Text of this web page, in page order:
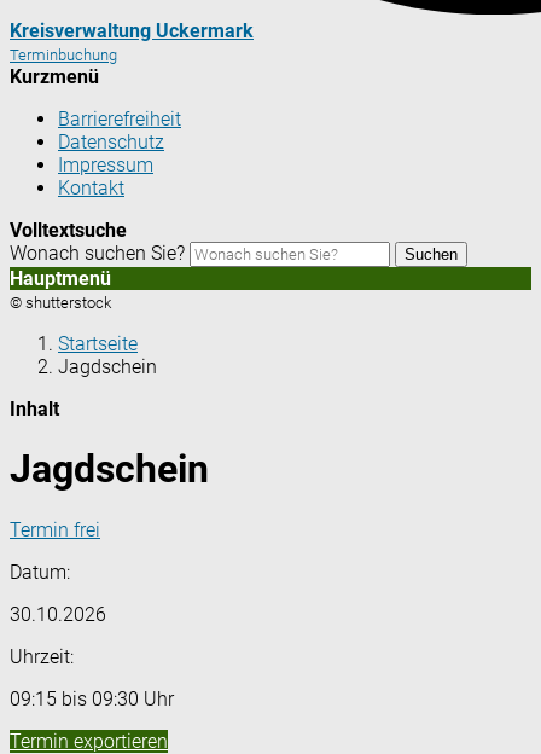
Kreisverwaltung Uckermark
Terminbuchung
Kurzmenü
Barrierefreiheit
Datenschutz
Impressum
Kontakt
Volltextsuche
Wonach suchen Sie?
Suchen
Hauptmenü
© shutterstock
Startseite
Jagdschein
Inhalt
Jagdschein
Termin frei
Datum:
30.10.2026
Uhrzeit:
09:15 bis 09:30 Uhr
Termin exportieren